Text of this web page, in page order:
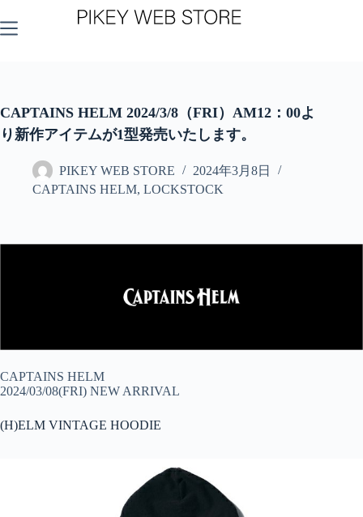
ン
ス
キ
ッ
CAPTAINS HELM 2024/3/8（FRI）AM12：00よ
り新作アイテムが1型発売いたします。
PIKEY WEB STORE
2024年3月8日
CAPTAINS HELM, LOCKSTOCK
CAPTAINS HELM
2024/03/08(FRI) NEW ARRIVAL
(H)ELM VINTAGE HOODIE